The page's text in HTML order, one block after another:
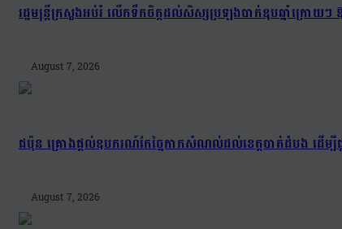
រដ្ឋមន្រ្តីក្រសួងអប់រំ លើកទឹកចិត្តដល់សិស្សប្រឡងបាក់ឌុបឆ្នាំក្រោយៗ
August 7, 2026
ជប៉ុន គ្រោងផ្តល់ឧបករណ៍កែច្នៃកាកសំណល់ដល់ខេត្តបាត់ដំបង ដើម្
August 7, 2026